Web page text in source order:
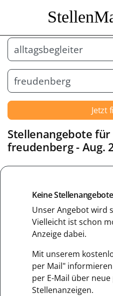
Jetzt
Stellenangebote für
freudenberg- Aug.
Keine
Unser Angebot wird
Vielleicht ist schon
Anzeige dabei.
Mit unserem
per Mail"
per E-Mail über
Stellenanzeigen.